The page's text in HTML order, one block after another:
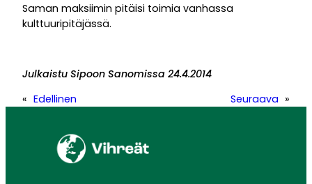
Saman maksiimin pitäisi toimia vanhassa
kulttuuripitäjässä.
Julkaistu Sipoon Sanomissa 24.4.2014
« Edellinen Seuraava »